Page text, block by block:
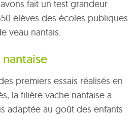
fait un test grandeur
élèves des écoles publiques
veau nantais.
premiers essais réalisés en
la filière vache nantaise a
adaptée au goût des enfants